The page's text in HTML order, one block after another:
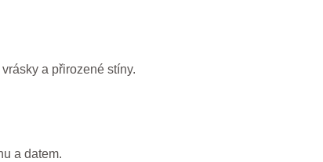
a přirozené stíny.
a datem.